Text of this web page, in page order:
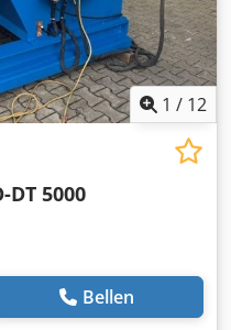
1 / 12
DT 5000
Bellen